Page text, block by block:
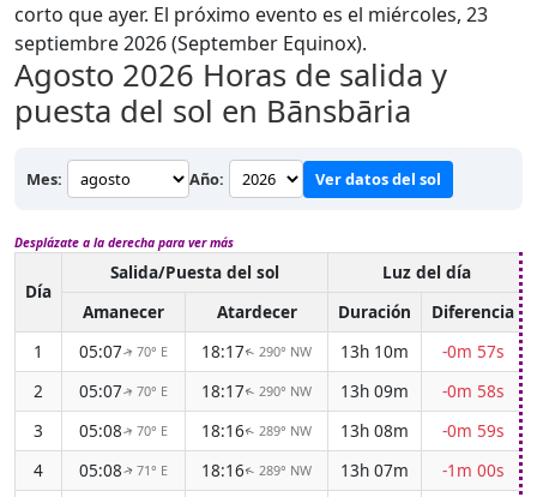
corto que ayer. El próximo evento es el miércoles, 23
septiembre 2026 (September Equinox).
Agosto 2026 Horas de salida y
puesta del sol en Bānsbāria
Mes: Año: Ver datos del sol
Desplázate a la derecha para ver más
Día
Salida/Puesta del sol Luz del día
Amanecer
Atardecer Duración
Diferencia
1
05:07↑70° E 18:17↑ 290° NW 13h 10m
-0m 57s
2
05:07↑70° E 18:17↑ 290° NW 13h 09m
-0m 58s
3
05:08↑70° E 18:16↑ 289° NW 13h 08m
-0m 59s
4
05:08↑71° E 18:16↑ 289° NW 13h 07m
-1m 00s